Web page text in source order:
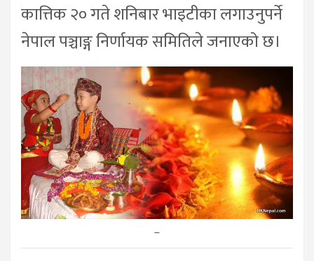
कात्तिक २० गते शनिबार भाइटीका लगाउनुपर्ने
नेपाल पञ्चाङ्ग निर्णायक समितिले जनाएको छ।
–